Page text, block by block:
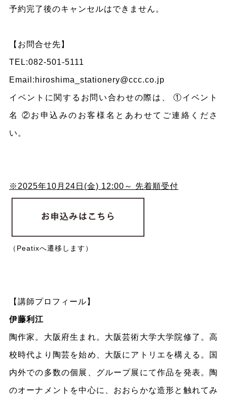
予約完了後のキャンセルはできません。
【お問合せ先】
TEL:082-501-5111
Email:hiroshima_stationery@ccc.co.jp
イベントに関するお問い合わせの際は、 ①イベント
名 ②お申込みのお客様名とあわせてご連絡くださ
い。
※2025年10月24日(金) 12:00～ 先着順受付
（Peatixへ遷移します）
【 講師プロフィール 】
伊藤利江
陶作家。大阪府生まれ。大阪芸術大学大学院修了。高
校時代より陶芸を始め、大阪にアトリエを構える。国
内外での多数の個展、グループ展にて作品を発表。陶
のオーナメントを中心に、おおらかな造形と触れてみ